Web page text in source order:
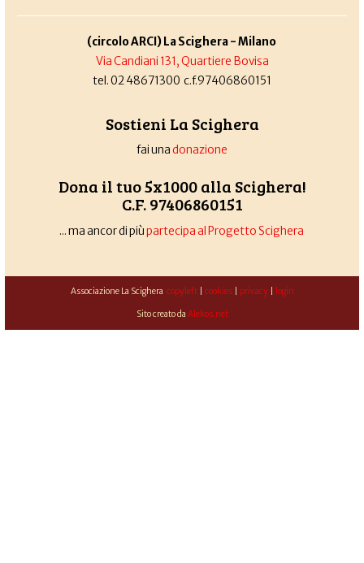
(circolo ARCI) La Scighera - Milano
Via Candiani 131, Quartiere Bovisa
tel. 02 48671300 c.f.97406860151
Sostieni La Scighera
fai unadonazione
Dona il tuo 5x1000 alla Scighera!
C.F. 97406860151
... ma ancor di piùpartecipa al Progetto Scighera
Associazione La Scighera copyleft| cookies| privacy| login
Sito creato da Alekos.net